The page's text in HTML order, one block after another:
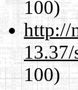
100)
http://
100)